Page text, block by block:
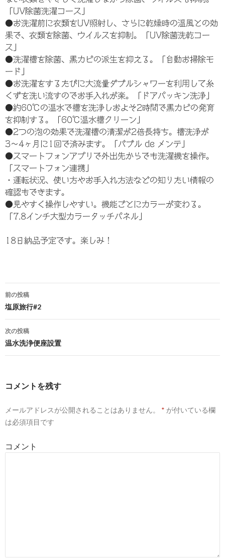
「UV除菌洗濯コース」
●お洗濯前に衣類をUV照射し、さらに乾燥時の温風との効
果で、衣類を除菌、ウイルスを抑制。「UV除菌洗乾コー
ス」
●洗濯槽を除菌、黒カビの派生を抑える。「自動お掃除モ
ード」
●お洗濯をするたびに大流量ダブルシャワーを利用して糸
くずを洗い流すのでお手入れが楽。「ドアパッキン洗浄」
●約60℃の温水で槽を洗浄しおよそ2時間で黒カビの発育
を抑制する。「60℃温水槽クリーン」
●2つの泡の効果で洗濯槽の清潔が2倍長持ち。槽洗浄が
3〜4ヶ月に1回で済みます。「バブル de メンテ」
●スマートフォンアプリで外出先からでも洗濯機を操作。
「スマートフォン連携」
・運転状況、使い方やお手入れ方法などの知りたい情報の
確認もできます。
●見やすく操作しやすい。機能ごとにカラーが変わる。
「7.8インチ大型カラータッチパネル」
18日納品予定です。楽しみ！
投
稿
ナ
シ
ン
前の投稿
塩原旅行#2
次の投稿
温水洗浄便座設置
コメントを残す
メールアドレスが公開されることはありません。 * が付いている欄
は必須項目です
コメント